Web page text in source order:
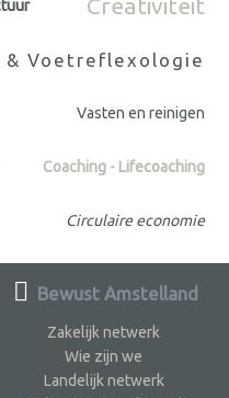
& Voetreflexologie
Vasten en reinigen
Coaching - Lifecoaching
Circulaire economie
Bewust Amstelland
Zakelijk netwerk
Wie zijn we
Landelijk netwerk